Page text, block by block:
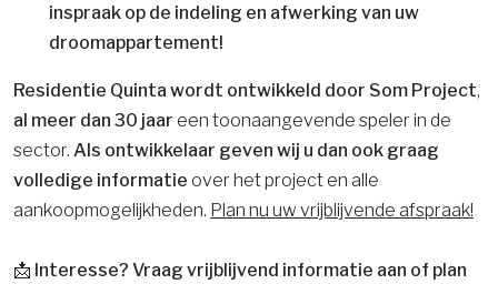
inspraak op de indeling en afwerking van uw
droomappartement!
Residentie Quinta wordt ontwikkeld door Som Project,
al meer dan 30 jaar een toonaangevende speler in de
sector. Als ontwikkelaar geven wij u dan ook graag
volledige informatie over het project en alle
aankoopmogelijkheden. Plan nu uw vrijblijvende afspraak!
📩 Interesse? Vraag vrijblijvend informatie aan of plan